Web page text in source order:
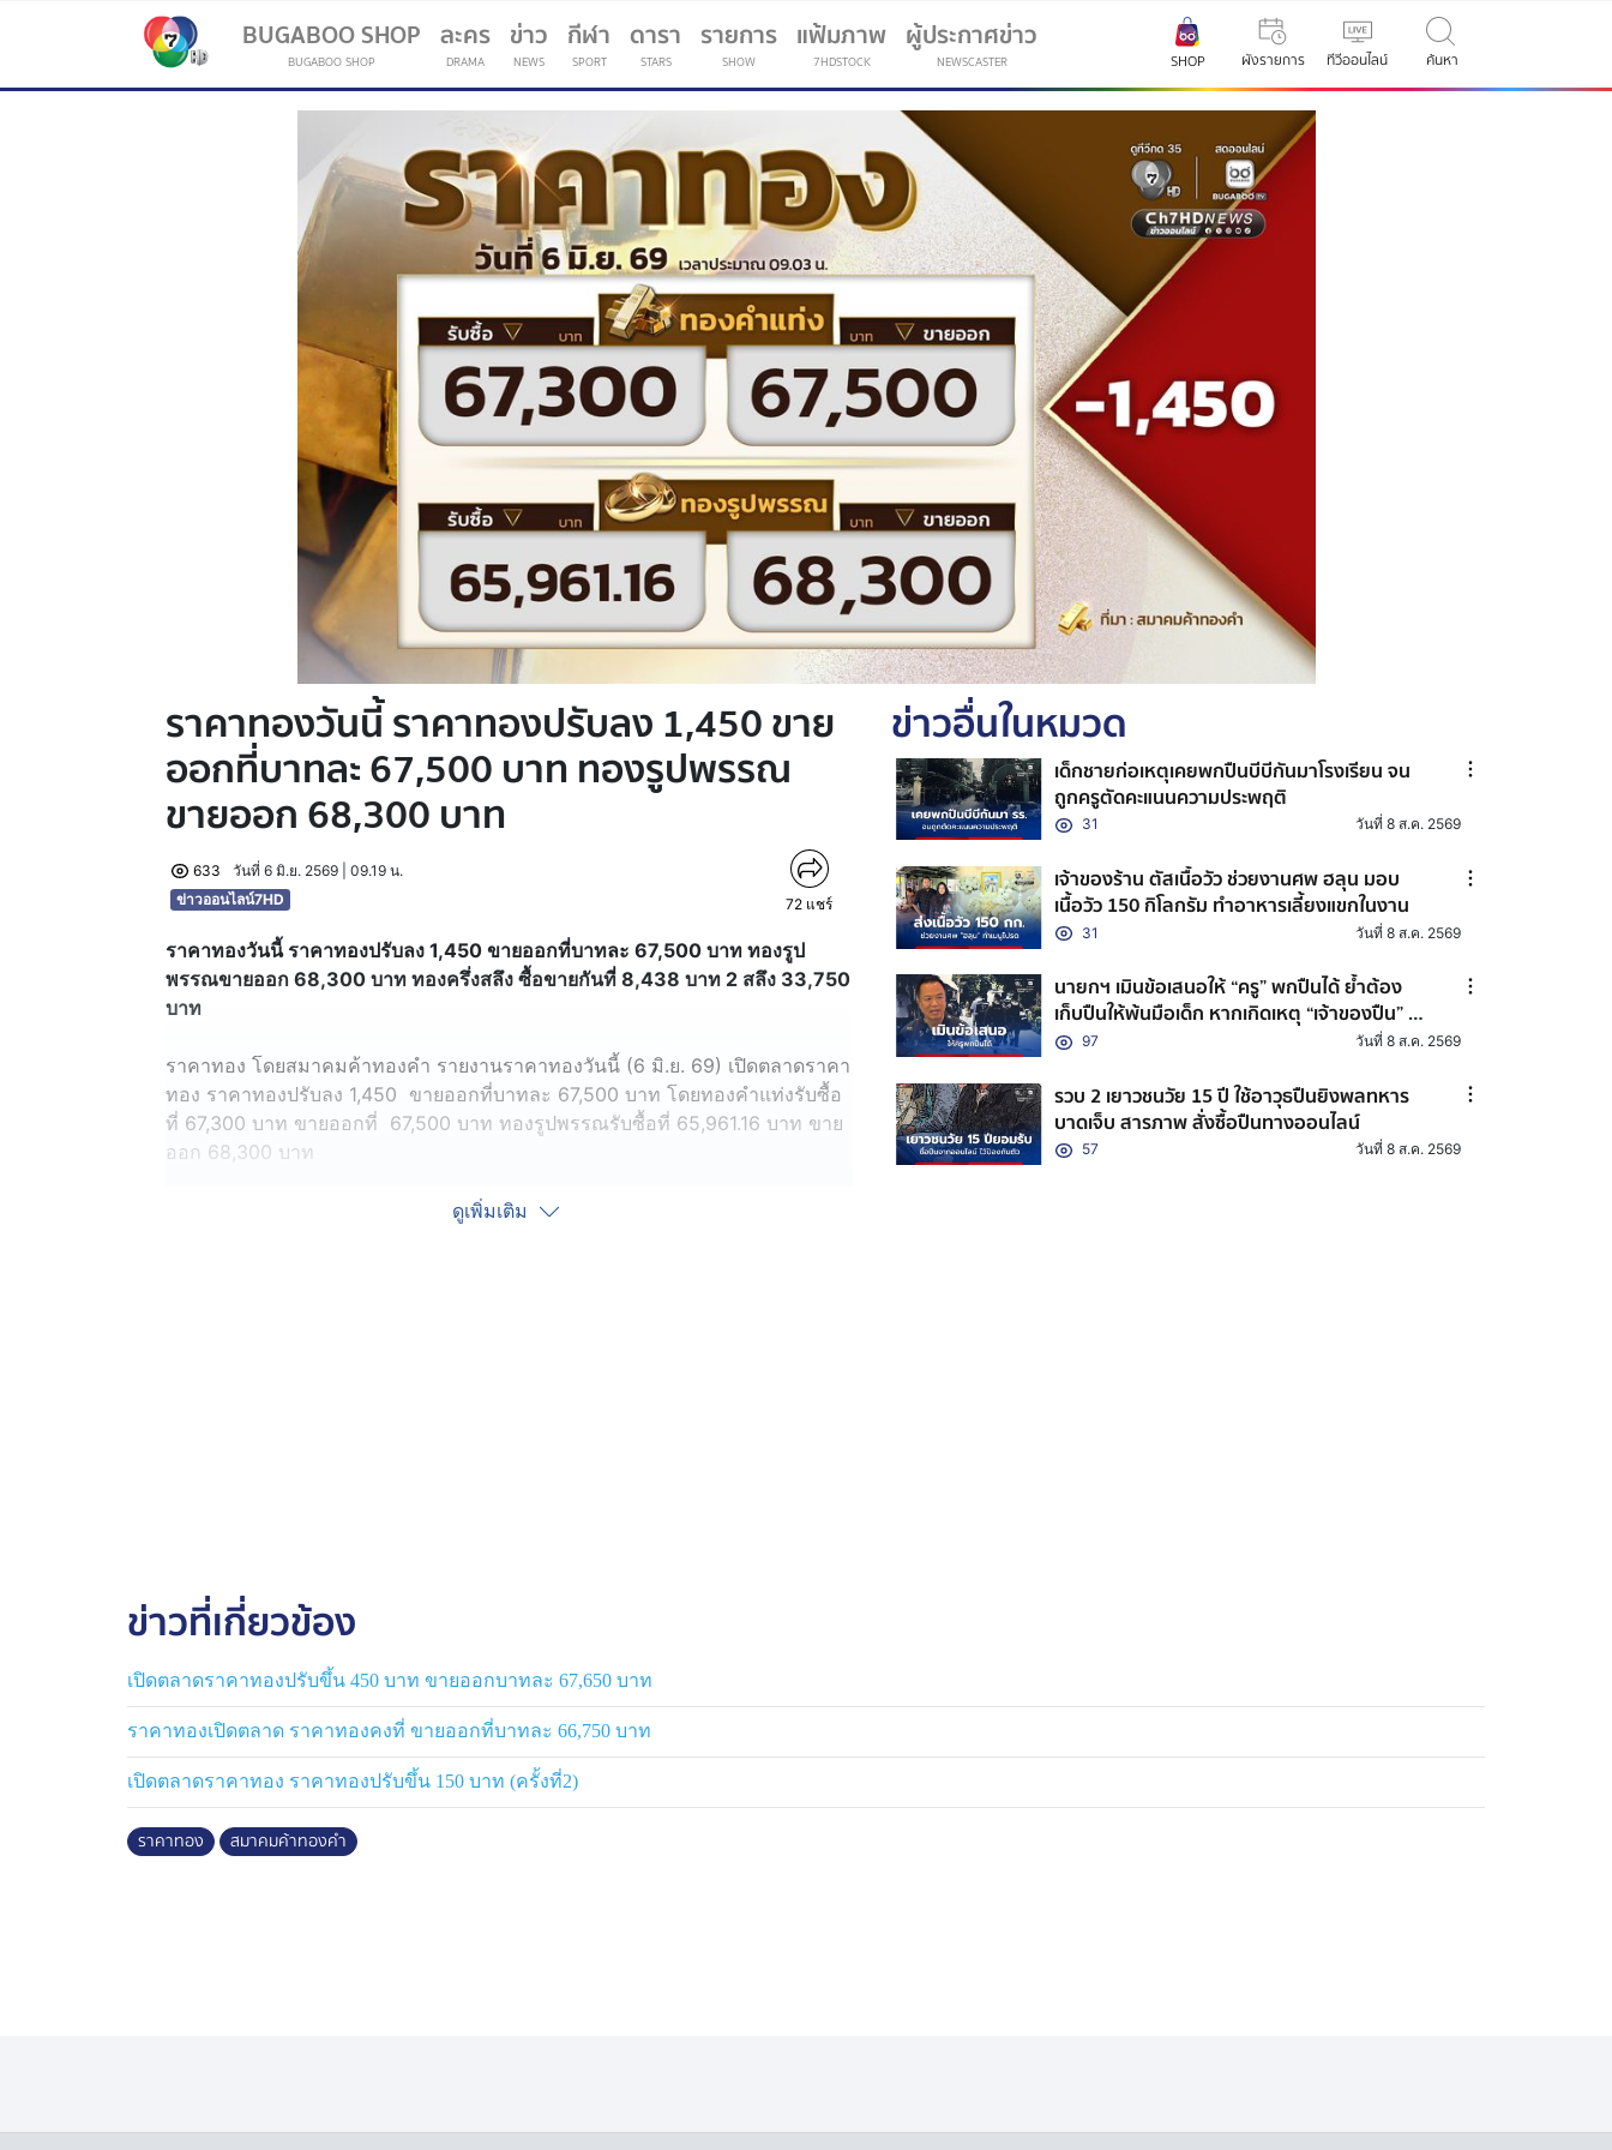
BUGABOO SHOP
BUGABOO SHOP
ละคร
DRAMA
ข่าว
NEWS
กีฬา
SPORT
(current)
ดารา
STARS
รายการ
SHOW
แฟ้มภาพ
7HDSTOCK
ผู้ประกาศข่าว
NEWSCASTER SHOP ผังรายการ ทีวีออนไลน์ ค้นหา
ราคาทองวันนี้ ราคาทองปรับลง 1,450 ขาย
ออกที่บาทละ 67,500 บาท ทองรูปพรรณ
ขายออก 68,300 บาท
633
วันที่ 6 มิ.ย. 2569 | 09.19 น.
ข่าวออนไลน์7HD
72 แชร์
ราคาทองวันนี้ ราคาทองปรับลง 1,450 ขายออกที่บาทละ 67,500 บาท ทองรูป
พรรณขายออก 68,300 บาท ทองครึ่งสลึง ซื้อขายกันที่ 8,438 บาท 2 สลึง 33,750
บาท
ราคาทอง โดยสมาคมค้าทองคำ รายงานราคาทองวันนี้ (6 มิ.ย. 69) เปิดตลาดราคา
ทอง ราคาทองปรับลง 1,450 ขายออกที่บาทละ 67,500 บาท โดยทองคำแท่งรับซื้อ
ที่ 67,300 บาท ขายออกที่ 67,500 บาท ทองรูปพรรณรับซื้อที่ 65,961.16 บาท ขาย
ออก 68,300 บาท
ขณะที่ราคาทองรูปพรรณ น้ำหนักทองครึ่งสลึง อยู่ที่ 8,438 บาท ทอง 1 สลึงอยู่ที่
ดูเพิ่มเติม
ข่าวอื่นในหมวด
เด็กชายก่อเหตุเคยพกปืนบีบีกันมาโรงเรียน จน
ถูกครูตัดคะแนนความประพฤติ
31 วันที่ 8 ส.ค. 2569
เจ้าของร้าน ตัสเนื้อวัว ช่วยงานศพ ฮลุน มอบ
เนื้อวัว 150 กิโลกรัม ทำอาหารเลี้ยงแขกในงาน
31 วันที่ 8 ส.ค. 2569
นายกฯ เมินข้อเสนอให้ “ครู” พกปืนได้ ย้ำต้อง
เก็บปืนให้พ้นมือเด็ก หากเกิดเหตุ “เจ้าของปืน” จะ
กลายเป็นผู้ต้องหาร่วม
97 วันที่ 8 ส.ค. 2569
รวบ 2 เยาวชนวัย 15 ปี ใช้อาวุธปืนยิงพลทหาร
บาดเจ็บ สารภาพ สั่งซื้อปืนทางออนไลน์
57 วันที่ 8 ส.ค. 2569
ข่าวที่เกี่ยวข้อง
เปิดตลาดราคาทองปรับขึ้น 450 บาท ขายออกบาทละ 67,650 บาท
ราคาทองเปิดตลาด ราคาทองคงที่ ขายออกที่บาทละ 66,750 บาท
เปิดตลาดราคาทอง ราคาทองปรับขึ้น 150 บาท (ครั้งที่2)
ราคาทอง สมาคมค้าทองคำ